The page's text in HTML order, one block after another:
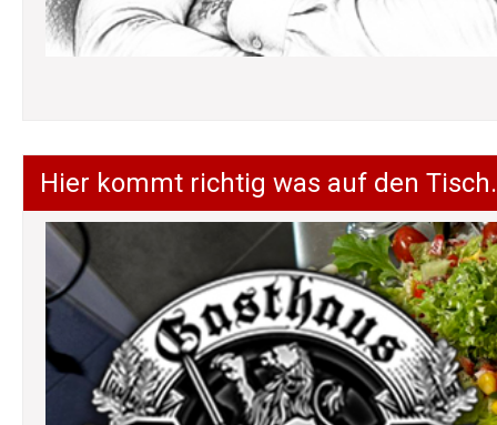
Hier kommt richtig was auf den Tisch.